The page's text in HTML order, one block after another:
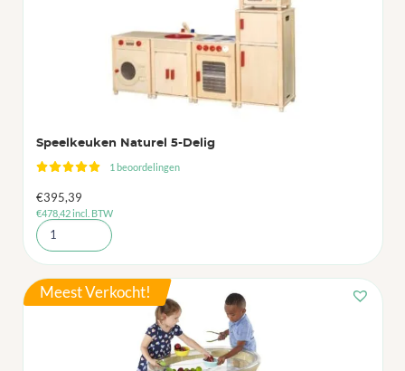
Speelkeuken Naturel 5-Delig
1 beoordelingen
€395,39
€478,42incl. BTW
Meest Verkocht!